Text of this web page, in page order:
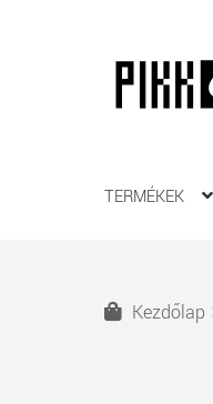
Ugrás
navigációhoz
Kilépés
tartalomba
TERMÉKEK
Kezdőlap